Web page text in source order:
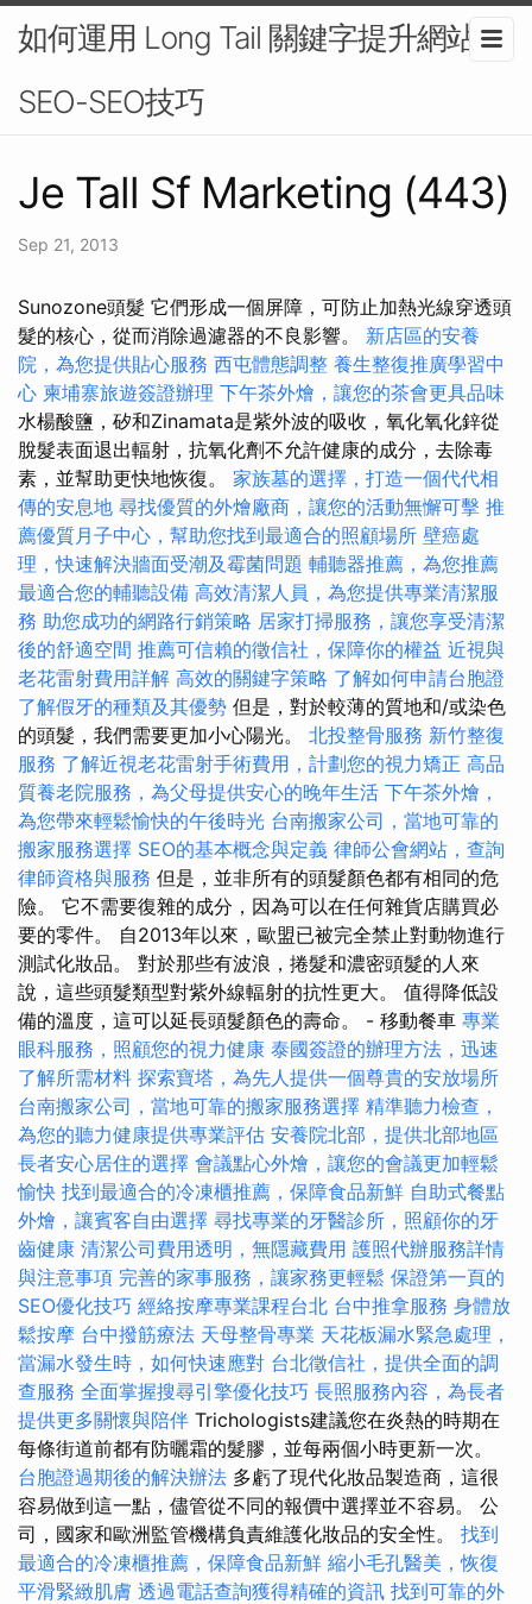
如何運用 Long Tail 關鍵字提升網站
SEO-SEO技巧
Je Tall Sf Marketing (443)
Sep 21, 2013
Sunozone頭髮 它們形成一個屏障，可防止加熱光線穿透頭
髮的核心，從而消除過濾器的不良影響。 新店區的安養
院，為您提供貼心服務 西屯體態調整 養生整復推廣學習中
心 柬埔寨旅遊簽證辦理 下午茶外燴，讓您的茶會更具品味
水楊酸鹽，矽和Zinamata是紫外波的吸收，氧化氧化鋅從
脫髮表面退出輻射，抗氧化劑不允許健康的成分，去除毒
素，並幫助更快地恢復。 家族墓的選擇，打造一個代代相
傳的安息地 尋找優質的外燴廠商，讓您的活動無懈可擊 推
薦優質月子中心，幫助您找到最適合的照顧場所 壁癌處
理，快速解決牆面受潮及霉菌問題 輔聽器推薦，為您推薦
最適合您的輔聽設備 高效清潔人員，為您提供專業清潔服
務 助您成功的網路行銷策略 居家打掃服務，讓您享受清潔
後的舒適空間 推薦可信賴的徵信社，保障你的權益 近視與
老花雷射費用詳解 高效的關鍵字策略 了解如何申請台胞證
了解假牙的種類及其優勢 但是，對於較薄的質地和/或染色
的頭髮，我們需要更加小心陽光。 北投整骨服務 新竹整復
服務 了解近視老花雷射手術費用，計劃您的視力矯正 高品
質養老院服務，為父母提供安心的晚年生活 下午茶外燴，
為您帶來輕鬆愉快的午後時光 台南搬家公司，當地可靠的
搬家服務選擇 SEO的基本概念與定義 律師公會網站，查詢
律師資格與服務 但是，並非所有的頭髮顏色都有相同的危
險。 它不需要復雜的成分，因為可以在任何雜貨店購買必
要的零件。 自2013年以來，歐盟已被完全禁止對動物進行
測試化妝品。 對於那些有波浪，捲髮和濃密頭髮的人來
說，這些頭髮類型對紫外線輻射的抗性更大。 值得降低設
備的溫度，這可以延長頭髮顏色的壽命。 - 移動餐車 專業
眼科服務，照顧您的視力健康 泰國簽證的辦理方法，迅速
了解所需材料 探索寶塔，為先人提供一個尊貴的安放場所
台南搬家公司，當地可靠的搬家服務選擇 精準聽力檢查，
為您的聽力健康提供專業評估 安養院北部，提供北部地區
長者安心居住的選擇 會議點心外燴，讓您的會議更加輕鬆
愉快 找到最適合的冷凍櫃推薦，保障食品新鮮 自助式餐點
外燴，讓賓客自由選擇 尋找專業的牙醫診所，照顧你的牙
齒健康 清潔公司費用透明，無隱藏費用 護照代辦服務詳情
與注意事項 完善的家事服務，讓家務更輕鬆 保證第一頁的
SEO優化技巧 經絡按摩專業課程台北 台中推拿服務 身體放
鬆按摩 台中撥筋療法 天母整骨專業 天花板漏水緊急處理，
當漏水發生時，如何快速應對 台北徵信社，提供全面的調
查服務 全面掌握搜尋引擎優化技巧 長照服務內容，為長者
提供更多關懷與陪伴 Trichologists建議您在炎熱的時期在
每條街道前都有防曬霜的髮膠，並每兩個小時更新一次。
台胞證過期後的解決辦法 多虧了現代化妝品製造商，這很
容易做到這一點，儘管從不同的報價中選擇並不容易。 公
司，國家和歐洲監管機構負責維護化妝品的安全性。 找到
最適合的冷凍櫃推薦，保障食品新鮮 縮小毛孔醫美，恢復
平滑緊緻肌膚 透過電話查詢獲得精確的資訊 找到可靠的外